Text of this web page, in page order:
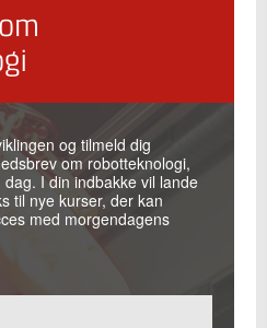
og tilmeld dig
om robotteknologi,
I din indbakke vil lande
til nye kurser, der kan
med morgendagens